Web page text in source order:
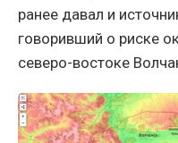
ранее давал и
говоривший о риске
северо-востоке